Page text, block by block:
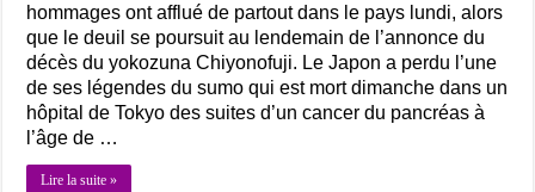
hommages ont afflué de partout dans le pays lundi, alors
que le deuil se poursuit au lendemain de l’annonce du
décès du yokozuna Chiyonofuji. Le Japon a perdu l’une
de ses légendes du sumo qui est mort dimanche dans un
hôpital de Tokyo des suites d’un cancer du pancréas à
l’âge de …
Lire la suite »